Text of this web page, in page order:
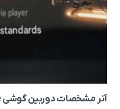
آنر مشخصات دوربین گوشی Robot Phone را تایید کرد + تصویر